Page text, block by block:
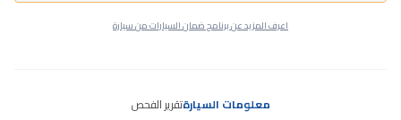
اعرف المزيد عن برنامج ضمان السيارات من سيارة
معلومات السيارةتقرير الفحص